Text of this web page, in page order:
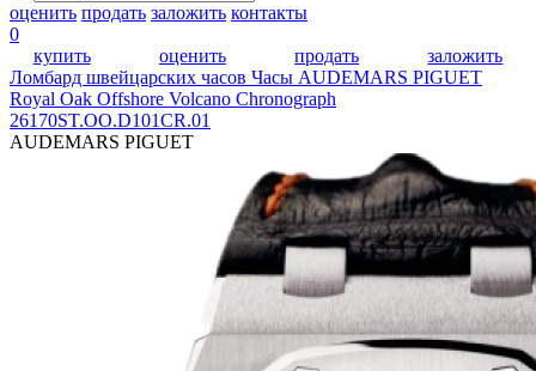
оценить продать заложить контакты
0
купить
оценить продать
заложить
Ломбард швейцарских часов Часы AUDEMARS PIGUET
Royal Oak Offshore Volcano Chronograph
26170ST.OO.D101CR.01
AUDEMARS PIGUET